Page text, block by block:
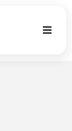
Toggle